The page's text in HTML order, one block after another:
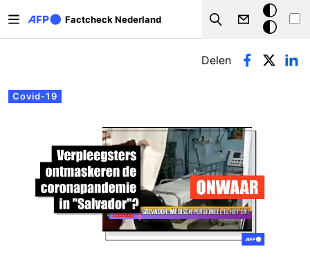
Factcheck Nederland
Search
Donkere
modus
Primaire tabs
Covid-19
Delen